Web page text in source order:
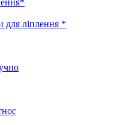
для ліплення *